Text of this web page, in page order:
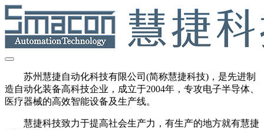
苏州慧捷自动化科技有限公司(简称慧捷科技)，是先进制
造自动化装备高科技企业，成立于2004年，专攻电子半导体、
医疗器械的高效智能设备及生产线。
慧捷科技致力于提高社会生产力，有生产的地方就有慧捷